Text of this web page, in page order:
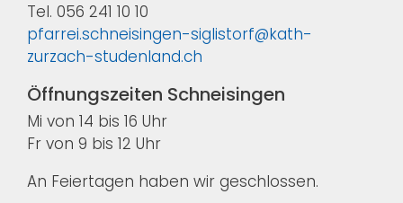
Tel. 056 241 10 10
pfarrei.schneisingen-siglistorf@kath-
zurzach-studenland.ch
Öffnungszeiten Schneisingen
Mi von 14 bis 16 Uhr
Fr von 9 bis 12 Uhr
An Feiertagen haben wir geschlossen.